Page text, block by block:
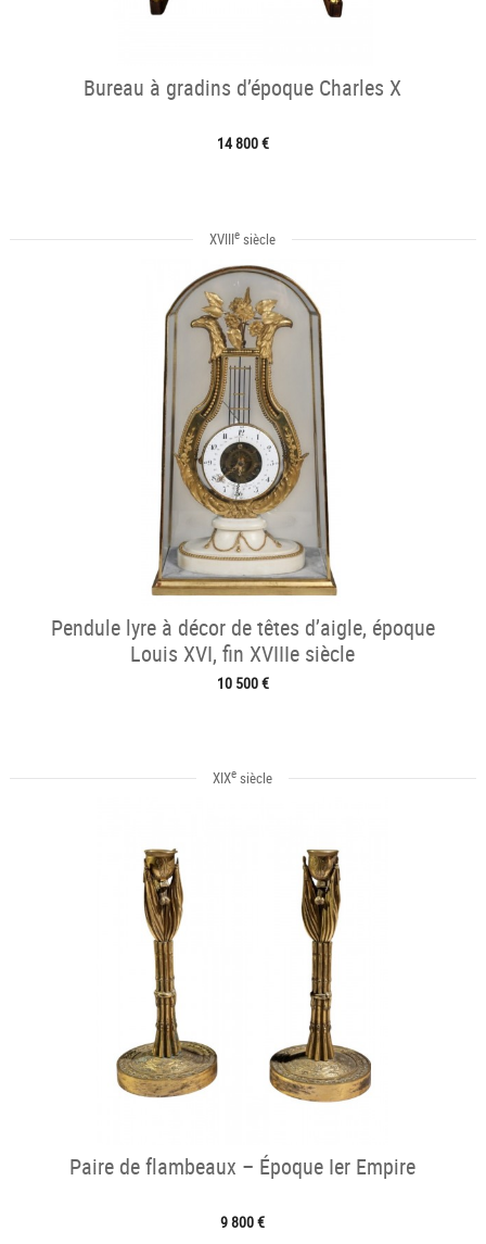
Bureau à gradins d’époque Charles X
14 800 €
XVIIIe siècle
Pendule lyre à décor de têtes d’aigle, époque
Louis XVI, fin XVIIIe siècle
10 500 €
XIXe siècle
Paire de flambeaux – Époque Ier Empire
9 800 €